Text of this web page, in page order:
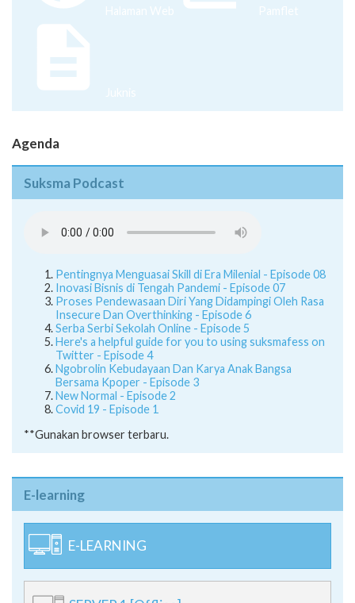
Halaman Web Pamflet
Juknis
Agenda
Suksma Podcast
Pentingnya Menguasai Skill di Era Milenial - Episode 08
Inovasi Bisnis di Tengah Pandemi - Episode 07
Proses Pendewasaan Diri Yang Didampingi Oleh Rasa
Insecure Dan Overthinking - Episode 6
Serba Serbi Sekolah Online - Episode 5
Here's a helpful guide for you to using suksmafess on
Twitter - Episode 4
Ngobrolin Kebudayaan Dan Karya Anak Bangsa
Bersama Kpoper - Episode 3
New Normal - Episode 2
Covid 19 - Episode 1
**Gunakan browser terbaru.
E-learning
E-LEARNING